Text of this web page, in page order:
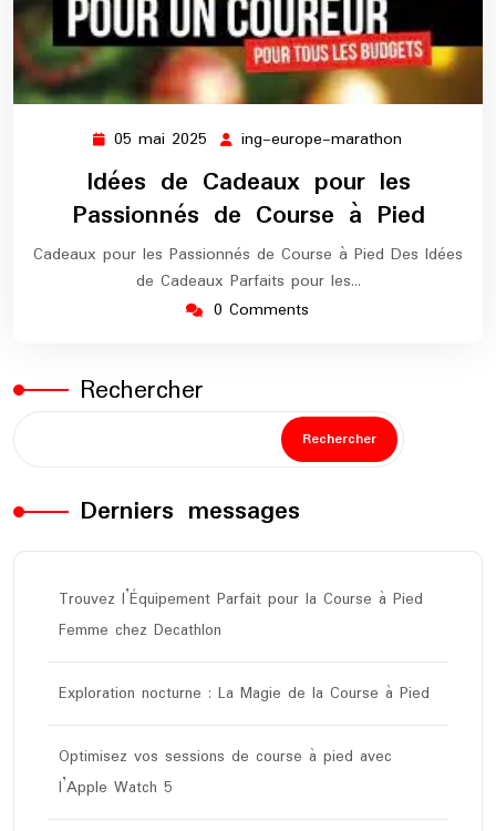
05 mai 2025 05
mai
2025
ing-europe-marathon
marathon
Idées de Cadeaux pour les
Passionnés de Course à Pied
Cadeaux pour les Passionnés de Course à Pied Des Idées
de Cadeaux Parfaits pour les…
0 Comments
Rechercher
Rechercher
Derniers messages
Trouvez l’Équipement Parfait pour la Course à Pied
Femme chez Decathlon
Exploration nocturne : La Magie de la Course à Pied
Optimisez vos sessions de course à pied avec
l’Apple Watch 5